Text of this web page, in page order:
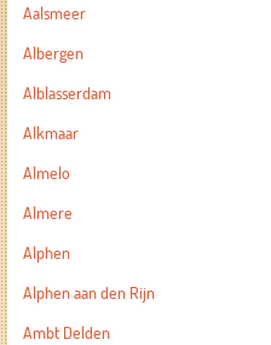
Aalsmeer
Albergen
Alblasserdam
Alkmaar
Almelo
Almere
Alphen
Alphen aan den Rijn
Ambt Delden